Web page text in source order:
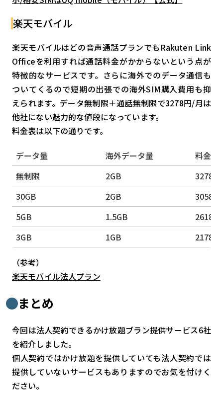
楽天モバイル
楽天モバイルはどの音声通話プランでもRakuten Link
Officeを利用すれば通話料金がかからないという点が
特徴的なサービスです。さらに海外でのデータ通信も
ついてくるので短期の出張での海外SIM購入費用も抑
えられます。データ無制限＋通話無制限で3278円/月は
他社にない魅力的な値段になっています。
料金表は以下の通りです。
データ量 海外データ量
料金
無制限
2GB
3278
30GB
2GB
3058
5GB
1.5GB
2618
3GB
1GB 2178
（参考）
楽天モバイル法人プラン
まとめ
今回は法人契約できるかけ放題ブラン提供サービス6社
を紹介しました。
個人契約ではかけ放題を提供していても法人契約では
提供していないサービスもありますのでお気を付けく
ださい。